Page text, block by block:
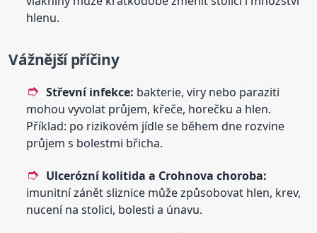
hlenu.
Vážnější příčiny
Střevní infekce: bakterie, viry nebo paraziti
mohou vyvolat průjem, křeče, horečku a hlen.
Příklad: po rizikovém jídle se během dne rozvine
průjem s bolestmi břicha.
Ulcerózní kolitida a Crohnova choroba:
imunitní zánět sliznice může způsobovat hlen, krev,
nucení na stolici, bolesti a únavu.